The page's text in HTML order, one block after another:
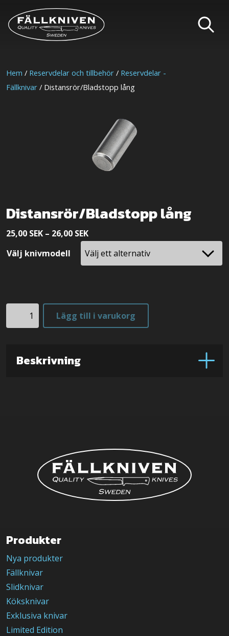
Hem / Reservdelar och tillbehör / Reservdelar -
Fällknivar / Distansrör/Bladstopp lång
Distansrör/Bladstopp lång
25,00 SEK – 26,00 SEKPrisintervall:
till
Välj knivmodell
Distansrör/Bladstopp
lång
Lägg till i varukorg
Beskrivning
Produkter
Nya produkter
Fällknivar
Slidknivar
Köksknivar
Exklusiva knivar
Limited Edition